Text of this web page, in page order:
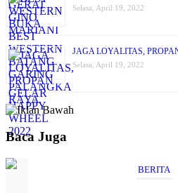
Selasa, April 19, 2022
JAGA LOYALITAS,
Selasa, April 19, 2022
Baca Juga
BERITA